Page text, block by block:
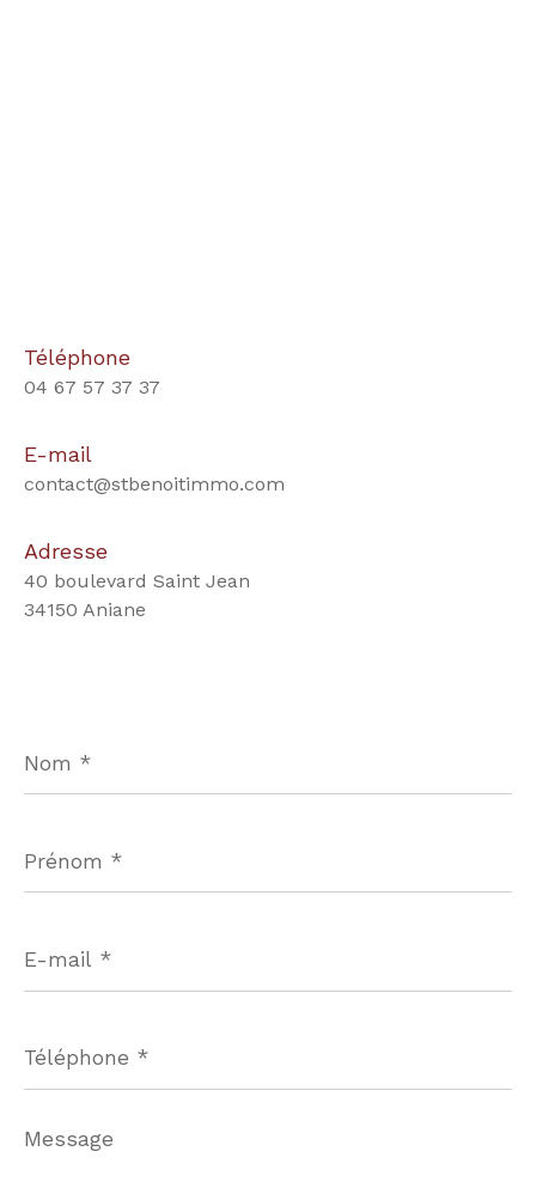
Téléphone
04 67 57 37 37
E-mail
contact@stbenoitimmo.com
Adresse
40 boulevard Saint Jean
34150 Aniane
*
*
mail
*
*
Message
*